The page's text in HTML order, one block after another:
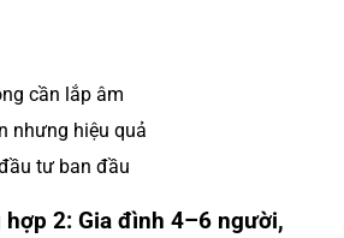
cần lắp âm
nhưng hiệu quả
tư ban đầu
hợp 2: Gia đình 4–6 người,